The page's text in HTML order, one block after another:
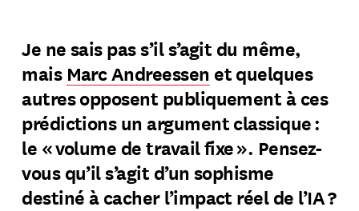
Je ne sais pas s’il s’agit du même,
mais Marc Andreessen et quelques
autres opposent publiquement à ces
prédictions un argument classique :
le « volume de travail fixe ». Pensez-
vous qu’il s’agit d’un sophisme
destiné à cacher l’impact réel de l’IA ?